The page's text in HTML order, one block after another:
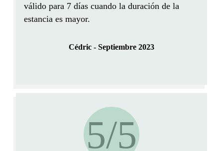
válido para 7 días cuando la duración de la
estancia es mayor.
Cédric - Septiembre 2023
5/5